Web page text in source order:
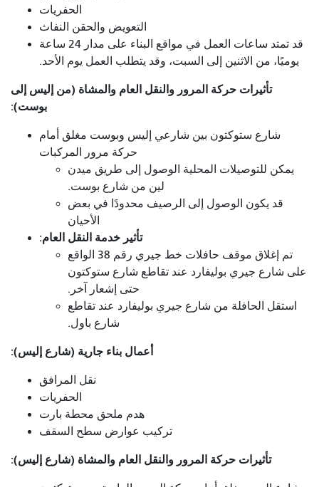
الحفريات
التعويض والحقن النفاث
قد تمتد ساعات العمل في مواقع البناء على مدار 24 ساعة
يوميًا، من الاثنين إلى السبت، وقد يتطلب العمل يوم الأحد.
تأثيرات حركة المرور والنقل العام والمشاة (من إليس إلى
بوست):
شارع ستوكتون بين شارعي إليس وبوست مغلق أمام
حركة مرور المركبات
يمكن للتوصيلات المحلية الوصول إلى طريق ميدن
لين من شارع بوست.
قد يكون الوصول إلى الرصيف محدودًا في بعض
الأحيان
تأثير خدمة النقل العام:
تم إغلاق موقف حافلات خط جيري رقم 38 الواقع
على شارع جيري بوليفارد عند تقاطع شارع ستوكتون
حتى إشعار آخر.
استقل الحافلة من شارع جيري بوليفارد عند تقاطع
شارع باول.
أعمال بناء جارية (شارع إليس):
نقل المرافق
الحفريات
هدم ملحق محطة بارت
تركيب عوارض سطح السقف
تأثيرات حركة المرور والنقل العام والمشاة (شارع إليس):